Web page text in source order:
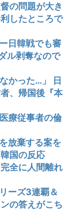
の問題が大き
したところで
日韓戦でも審
ル剥奪なので
かった…」 日
、帰国後『本
療従事者の倫
放棄する案を
国の反応
全に人間離れ
ーズ3連覇＆
の答えがこち